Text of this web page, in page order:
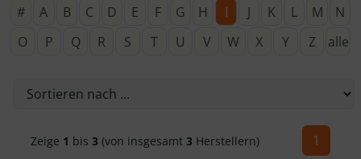
# A B C D E F G H I J K L M
N
O
P Q R S T U V W X Y Z alle
Zeige 1 bis3 (von insgesamt3 Herstellern) 1